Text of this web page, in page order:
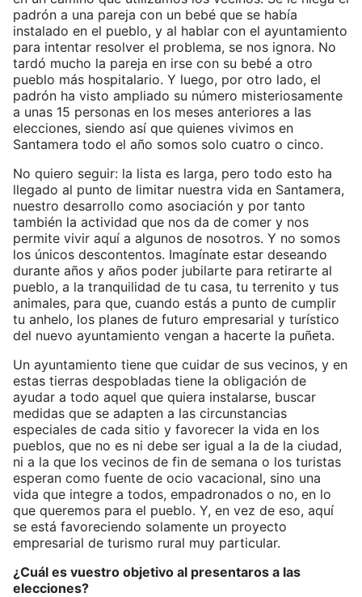
padrón a una pareja con un bebé que se había
instalado en el pueblo, y al hablar con el ayuntamiento
para intentar resolver el problema, se nos ignora. No
tardó mucho la pareja en irse con su bebé a otro
pueblo más hospitalario. Y luego, por otro lado, el
padrón ha visto ampliado su número misteriosamente
a unas 15 personas en los meses anteriores a las
elecciones, siendo así que quienes vivimos en
Santamera todo el año somos solo cuatro o cinco.
No quiero seguir: la lista es larga, pero todo esto ha
llegado al punto de limitar nuestra vida en Santamera,
nuestro desarrollo como asociación y por tanto
también la actividad que nos da de comer y nos
permite vivir aquí a algunos de nosotros. Y no somos
los únicos descontentos. Imagínate estar deseando
durante años y años poder jubilarte para retirarte al
pueblo, a la tranquilidad de tu casa, tu terrenito y tus
animales, para que, cuando estás a punto de cumplir
tu anhelo, los planes de futuro empresarial y turístico
del nuevo ayuntamiento vengan a hacerte la puñeta.
Un ayuntamiento tiene que cuidar de sus vecinos, y en
estas tierras despobladas tiene la obligación de
ayudar a todo aquel que quiera instalarse, buscar
medidas que se adapten a las circunstancias
especiales de cada sitio y favorecer la vida en los
pueblos, que no es ni debe ser igual a la de la ciudad,
ni a la que los vecinos de fin de semana o los turistas
esperan como fuente de ocio vacacional, sino una
vida que integre a todos, empadronados o no, en lo
que queremos para el pueblo. Y, en vez de eso, aquí
se está favoreciendo solamente un proyecto
empresarial de turismo rural muy particular.
¿Cuál es vuestro objetivo al presentaros a las
elecciones?